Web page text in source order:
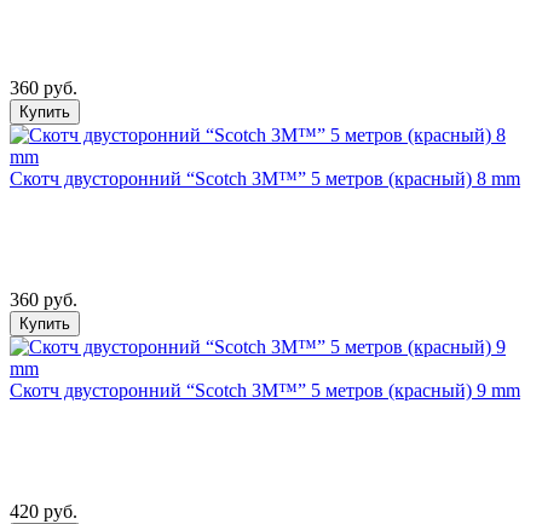
360 руб.
Купить
Скотч двусторонний “Scotch 3М™” 5 метров (красный) 8 mm
360 руб.
Купить
Скотч двусторонний “Scotch 3М™” 5 метров (красный) 9 mm
420 руб.